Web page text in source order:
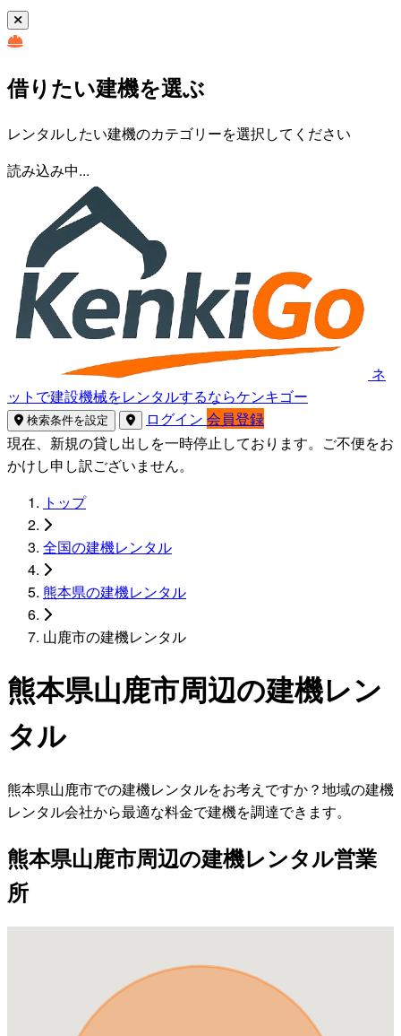
借りたい建機を選ぶ
レンタルしたい建機のカテゴリーを選択してください
読み込み中...
ネ
ットで建設機械をレンタルするならケンキゴー
検索条件を設定 ログイン 会員登録
現在、新規の貸し出しを一時停止しております。ご不便をお
かけし申し訳ございません。
トップ
全国の建機レンタル
熊本県の建機レンタル
山鹿市の建機レンタル
熊本県山鹿市周辺の建機レン
タル
熊本県山鹿市での建機レンタルをお考えですか？地域の建機
レンタル会社から最適な料金で建機を調達できます。
熊本県山鹿市周辺の建機レンタル営業
所